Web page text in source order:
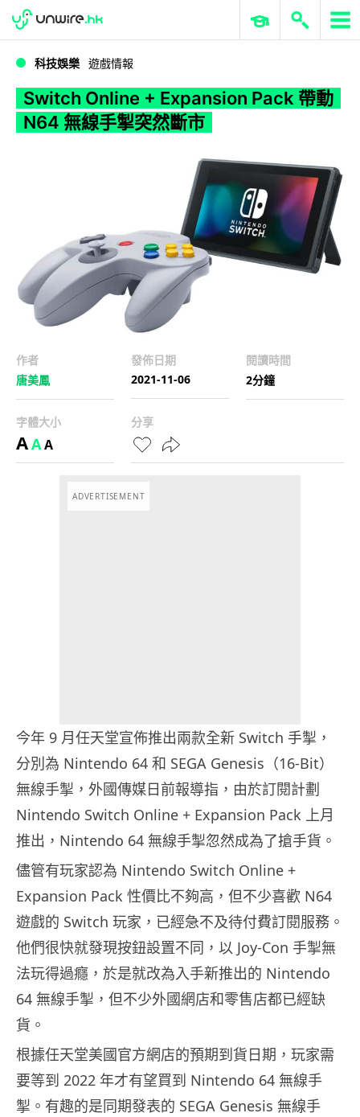
WWDC 2026 ERP 與商業 AI
科技娛樂 遊戲情報
Switch Online + Expansion Pack 帶動
N64 無線手掣突然斷市
作者
唐美鳳
發佈日期
2021-11-06
閱讀時間
2分鐘
字體大小
AAA
分享
ADVERTISEMENT
今年 9 月任天堂宣佈推出兩款全新 Switch 手掣，
分別為 Nintendo 64 和 SEGA Genesis（16-Bit）
無線手掣，外國傳媒日前報導指，由於訂閱計劃
Nintendo Switch Online + Expansion Pack 上月
推出，Nintendo 64 無線手掣忽然成為了搶手貨。
儘管有玩家認為 Nintendo Switch Online +
Expansion Pack 性價比不夠高，但不少喜歡 N64
遊戲的 Switch 玩家，已經急不及待付費訂閱服務。
他們很快就發現按鈕設置不同，以 Joy-Con 手掣無
法玩得過癮，於是就改為入手新推出的 Nintendo
64 無線手掣，但不少外國網店和零售店都已經缺
貨。
根據任天堂美國官方網店的預期到貨日期，玩家需
要等到 2022 年才有望買到 Nintendo 64 無線手
掣。有趣的是同期發表的 SEGA Genesis 無線手